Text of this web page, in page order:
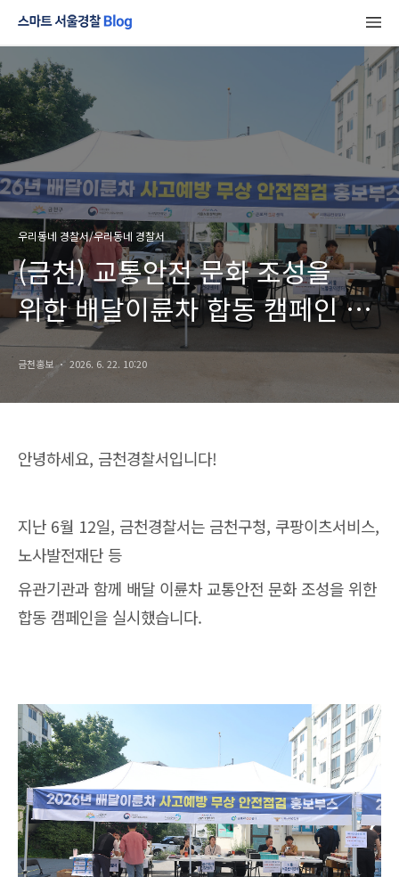
우리동네 경찰서/우리동네 경찰서
(금천) 교통안전 문화 조성을
위한 배달이륜차 합동 캠페인 및
홍보부스운영
금천홍보 2026. 6. 22. 10:20
안녕하세요, 금천경찰서입니다!
지난 6월 12일, 금천경찰서는 금천구청, 쿠팡이츠서비스,
노사발전재단 등
유관기관과 함께 배달 이륜차 교통안전 문화 조성을 위한
합동 캠페인을 실시했습니다.